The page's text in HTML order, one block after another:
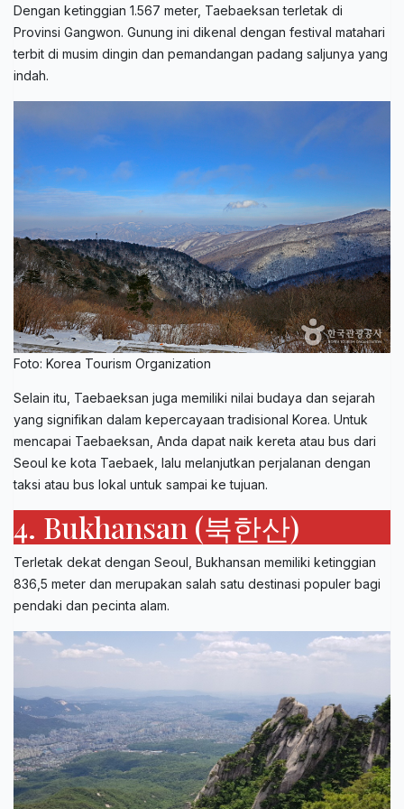
Dengan ketinggian 1.567 meter, Taebaeksan terletak di
Provinsi Gangwon. Gunung ini dikenal dengan festival matahari
terbit di musim dingin dan pemandangan padang saljunya yang
indah.
Foto: Korea Tourism Organization
Selain itu, Taebaeksan juga memiliki nilai budaya dan sejarah
yang signifikan dalam kepercayaan tradisional Korea. Untuk
mencapai Taebaeksan, Anda dapat naik kereta atau bus dari
Seoul ke kota Taebaek, lalu melanjutkan perjalanan dengan
taksi atau bus lokal untuk sampai ke tujuan.
4. Bukhansan (북한산)
Terletak dekat dengan Seoul, Bukhansan memiliki ketinggian
836,5 meter dan merupakan salah satu destinasi populer bagi
pendaki dan pecinta alam.